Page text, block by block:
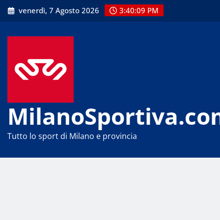
Skip
to
venerdì, 7 Agosto 2026 3:40:10 PM
Tutto lo sport di Milano e provincia